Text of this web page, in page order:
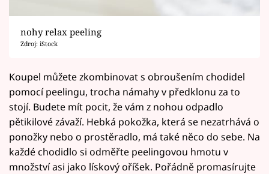
nohy relax peeling
Zdroj: iStock
Koupel můžete zkombinovat s obroušením chodidel
pomocí peelingu, trocha námahy v předklonu za to
stojí. Budete mít pocit, že vám z nohou odpadlo
pětikilové závaží. Hebká pokožka, která se nezatrhává o
ponožky nebo o prostěradlo, má také něco do sebe. Na
každé chodidlo si odměřte peelingovou hmotu v
množství asi jako lískový oříšek. Pořádně promasírujte